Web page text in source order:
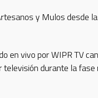
y Mulos desde
en vivo por WIPR TV
durante la